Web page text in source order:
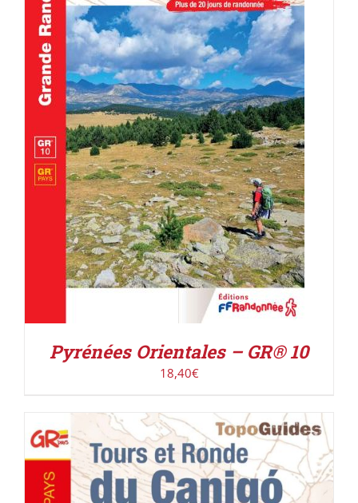
AJOUTER AU PANIER / DÉTAILS
Pyrénées Orientales – GR® 10
18,40€